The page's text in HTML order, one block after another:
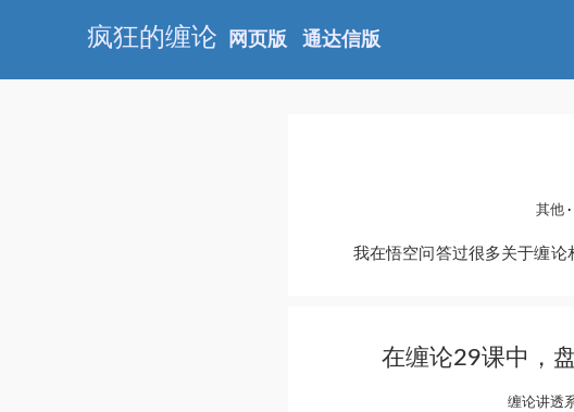
疯狂的缠论 网页版 通达信版
其他
我在悟空问答过很多关于缠
在缠论29课中，
缠论讲透